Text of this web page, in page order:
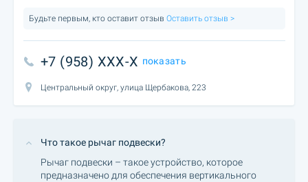
Будьте первым, кто оставит отзыв Оставить отзыв >
+7 (958) XXX-X показать
Центральный округ, улица Щербакова, 223
Что такое рычаг подвески?
Рычаг подвески – такое устройство, которое
предназначено для обеспечения вертикального